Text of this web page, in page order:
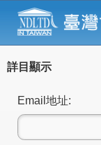
詳目顯示
Email地址: